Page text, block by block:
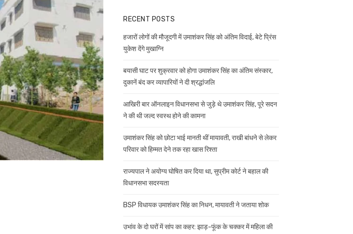
RECENT POSTS
हजारों लोगों की मौजूदगी में उमाशंकर सिंह को अंतिम विदाई, बेटे प्रिंस
युकेश देंगे मुखाग्नि
बयासी घाट पर शुक्रवार को होगा उमाशंकर सिंह का अंतिम संस्कार,
दुकानें बंद कर व्यापारियों ने दी श्रद्धांजलि
आखिरी बार ऑनलाइन विधानसभा से जुड़े थे उमाशंकर सिंह, पूरे सदन
ने की थी जल्द स्वस्थ होने की कामना
उमाशंकर सिंह को छोटा भाई मानती थीं मायावती, राखी बांधने से लेकर
परिवार को हिम्मत देने तक रहा खास रिश्ता
राज्यपाल ने अयोग्य घोषित कर दिया था, सुप्रीम कोर्ट ने बहाल की
विधानसभा सदस्यता
BSP विधायक उमाशंकर सिंह का निधन, मायावती ने जताया शोक
उभांव के दो घरों में सांप का कहर: झाड़-फूंक के चक्कर में महिला की